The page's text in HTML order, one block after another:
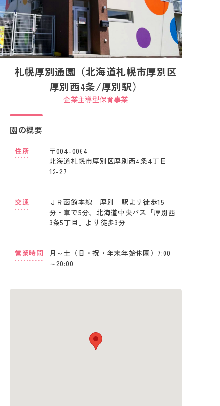
札幌厚別通園（北海道札幌市厚別区
厚別西4条/厚別駅）
企業主導型保育事業
園の概要
住所
〒004-0064
北海道札幌市厚別区厚別西4条4丁目
12-27
交通
ＪＲ函館本線「厚別」駅より徒歩15
分・車で5分、北海道中央バス「厚別西
3条5丁目」より徒歩3分
営業時間
月～土（日・祝・年末年始休園）7:00
～20:00